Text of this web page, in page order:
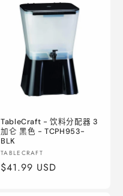
TableCraft - 饮料分配器 3
加仑 黑色 - TCPH953-
BLK
厂
商：
TABLECRAFT
常
$41.99 USD